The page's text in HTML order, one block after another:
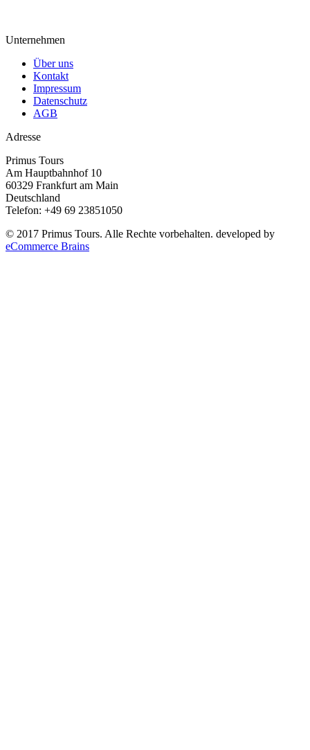
Unternehmen
Über uns
Kontakt
Impressum
Datenschutz
AGB
Adresse
Primus Tours
Am Hauptbahnhof 10
60329 Frankfurt am Main
Deutschland
Telefon: +49 69 23851050
© 2017 Primus Tours. Alle Rechte vorbehalten. developed by
eCommerce Brains